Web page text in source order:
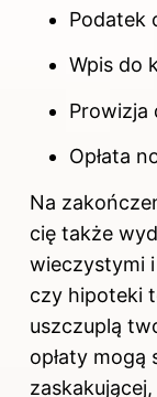
Podatek
Wpis do
Prowizja
Opłata
Na
cię także
wieczystymi i
czy hipoteki
uszczuplą
opłaty